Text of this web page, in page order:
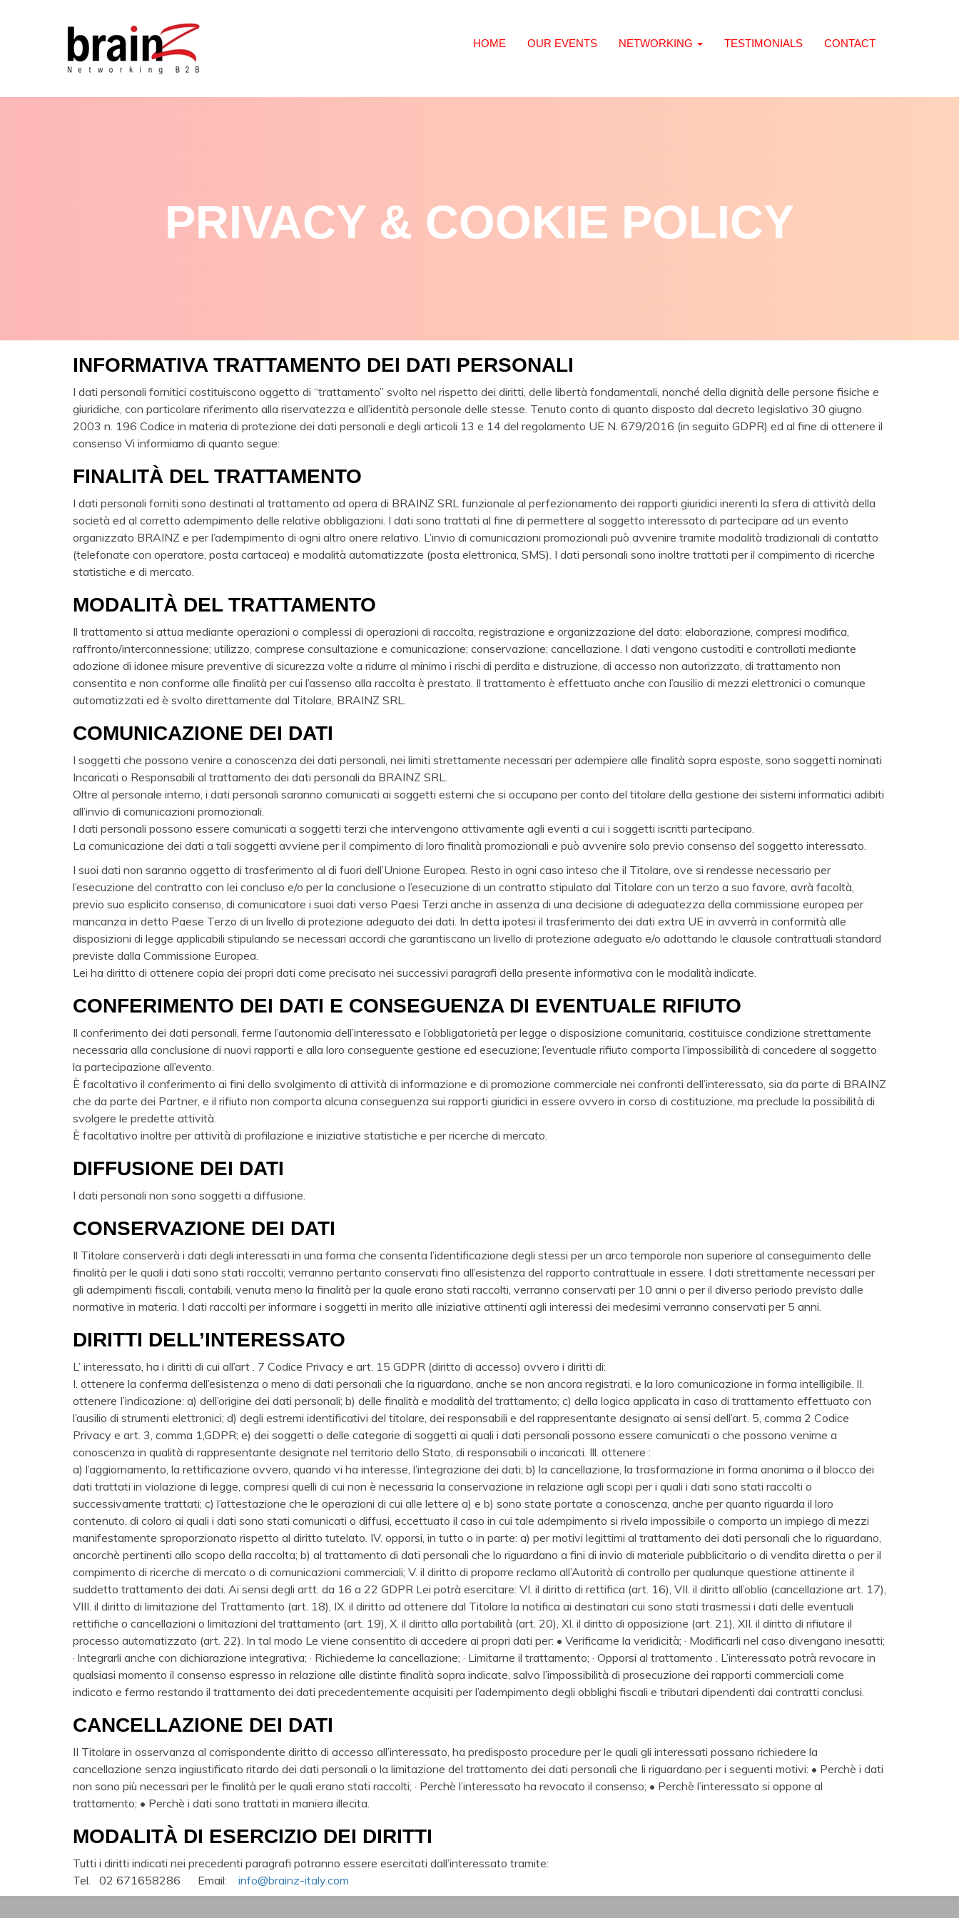
HOME OUR EVENTS NETWORKING TESTIMONIALS CONTACT
PRIVACY & COOKIE POLICY
INFORMATIVA TRATTAMENTO DEI DATI PERSONALI
I dati personali fornitici costituiscono oggetto di “trattamento” svolto nel rispetto dei diritti, delle libertà fondamentali, nonché della dignità delle persone fisiche e
giuridiche, con particolare riferimento alla riservatezza e all’identità personale delle stesse. Tenuto conto di quanto disposto dal decreto legislativo 30 giugno
2003 n. 196 Codice in materia di protezione dei dati personali e degli articoli 13 e 14 del regolamento UE N. 679/2016 (in seguito GDPR) ed al fine di ottenere il
consenso Vi informiamo di quanto segue:
FINALITÀ DEL TRATTAMENTO
I dati personali forniti sono destinati al trattamento ad opera di BRAINZ SRL funzionale al perfezionamento dei rapporti giuridici inerenti la sfera di attività della
società ed al corretto adempimento delle relative obbligazioni. I dati sono trattati al fine di permettere al soggetto interessato di partecipare ad un evento
organizzato BRAINZ e per l’adempimento di ogni altro onere relativo. L’invio di comunicazioni promozionali può avvenire tramite modalità tradizionali di contatto
(telefonate con operatore, posta cartacea) e modalità automatizzate (posta elettronica, SMS). I dati personali sono inoltre trattati per il compimento di ricerche
statistiche e di mercato.
MODALITÀ DEL TRATTAMENTO
Il trattamento si attua mediante operazioni o complessi di operazioni di raccolta, registrazione e organizzazione del dato: elaborazione, compresi modifica,
raffronto/interconnessione; utilizzo, comprese consultazione e comunicazione; conservazione; cancellazione. I dati vengono custoditi e controllati mediante
adozione di idonee misure preventive di sicurezza volte a ridurre al minimo i rischi di perdita e distruzione, di accesso non autorizzato, di trattamento non
consentita e non conforme alle finalità per cui l’assenso alla raccolta è prestato. Il trattamento è effettuato anche con l’ausilio di mezzi elettronici o comunque
automatizzati ed è svolto direttamente dal Titolare, BRAINZ SRL.
COMUNICAZIONE DEI DATI
I soggetti che possono venire a conoscenza dei dati personali, nei limiti strettamente necessari per adempiere alle finalità sopra esposte, sono soggetti nominati
Incaricati o Responsabili al trattamento dei dati personali da BRAINZ SRL.
Oltre al personale interno, i dati personali saranno comunicati ai soggetti esterni che si occupano per conto del titolare della gestione dei sistemi informatici adibiti
all’invio di comunicazioni promozionali.
I dati personali possono essere comunicati a soggetti terzi che intervengono attivamente agli eventi a cui i soggetti iscritti partecipano.
La comunicazione dei dati a tali soggetti avviene per il compimento di loro finalità promozionali e può avvenire solo previo consenso del soggetto interessato.
I suoi dati non saranno oggetto di trasferimento al di fuori dell’Unione Europea. Resto in ogni caso inteso che il Titolare, ove si rendesse necessario per
l’esecuzione del contratto con lei concluso e/o per la conclusione o l’esecuzione di un contratto stipulato dal Titolare con un terzo a suo favore, avrà facoltà,
previo suo esplicito consenso, di comunicatore i suoi dati verso Paesi Terzi anche in assenza di una decisione di adeguatezza della commissione europea per
mancanza in detto Paese Terzo di un livello di protezione adeguato dei dati. In detta ipotesi il trasferimento dei dati extra UE in avverrà in conformità alle
disposizioni di legge applicabili stipulando se necessari accordi che garantiscano un livello di protezione adeguato e/o adottando le clausole contrattuali standard
previste dalla Commissione Europea.
Lei ha diritto di ottenere copia dei propri dati come precisato nei successivi paragrafi della presente informativa con le modalità indicate.
CONFERIMENTO DEI DATI E CONSEGUENZA DI EVENTUALE RIFIUTO
Il conferimento dei dati personali, ferme l’autonomia dell’interessato e l’obbligatorietà per legge o disposizione comunitaria, costituisce condizione strettamente
necessaria alla conclusione di nuovi rapporti e alla loro conseguente gestione ed esecuzione; l’eventuale rifiuto comporta l’impossibilità di concedere al soggetto
la partecipazione all’evento.
È facoltativo il conferimento ai fini dello svolgimento di attività di informazione e di promozione commerciale nei confronti dell’interessato, sia da parte di BRAINZ
che da parte dei Partner, e il rifiuto non comporta alcuna conseguenza sui rapporti giuridici in essere ovvero in corso di costituzione, ma preclude la possibilità di
svolgere le predette attività.
È facoltativo inoltre per attività di profilazione e iniziative statistiche e per ricerche di mercato.
DIFFUSIONE DEI DATI
I dati personali non sono soggetti a diffusione.
CONSERVAZIONE DEI DATI
Il Titolare conserverà i dati degli interessati in una forma che consenta l’identificazione degli stessi per un arco temporale non superiore al conseguimento delle
finalità per le quali i dati sono stati raccolti; verranno pertanto conservati fino all’esistenza del rapporto contrattuale in essere. I dati strettamente necessari per
gli adempimenti fiscali, contabili, venuta meno la finalità per la quale erano stati raccolti, verranno conservati per 10 anni o per il diverso periodo previsto dalle
normative in materia. I dati raccolti per informare i soggetti in merito alle iniziative attinenti agli interessi dei medesimi verranno conservati per 5 anni.
DIRITTI DELL’INTERESSATO
L’ interessato, ha i diritti di cui all’art . 7 Codice Privacy e art. 15 GDPR (diritto di accesso) ovvero i diritti di:
I. ottenere la conferma dell’esistenza o meno di dati personali che la riguardano, anche se non ancora registrati, e la loro comunicazione in forma intelligibile. II.
ottenere I’indicazione: a) dell’origine dei dati personali; b) delle finalità e modalità del trattamento; c) della logica applicata in caso di trattamento effettuato con
l’ausilio di strumenti elettronici; d) degli estremi identificativi del titolare, dei responsabili e del rappresentante designato ai sensi dell’art. 5, comma 2 Codice
Privacy e art. 3, comma 1,GDPR; e) dei soggetti o delle categorie di soggetti ai quali i dati personali possono essere comunicati o che possono venirne a
conoscenza in qualità di rappresentante designate nel territorio dello Stato, di responsabili o incaricati. Ill. ottenere :
a) l’aggiornamento, la rettificazione ovvero, quando vi ha interesse, l’integrazione dei dati; b) la cancellazione, la trasformazione in forma anonima o il blocco dei
dati trattati in violazione di legge, compresi quelli di cui non è necessaria la conservazione in relazione agli scopi per i quali i dati sono stati raccolti o
successivamente trattati; c) l’attestazione che le operazioni di cui alle lettere a) e b) sono state portate a conoscenza, anche per quanto riguarda il loro
contenuto, di coloro ai quali i dati sono stati comunicati o diffusi, eccettuato il caso in cui tale adempimento si rivela impossibile o comporta un impiego di mezzi
manifestamente sproporzionato rispetto al diritto tutelato. IV. opporsi, in tutto o in parte: a) per motivi legittimi al trattamento dei dati personali che lo riguardano,
ancorchè pertinenti allo scopo della raccolta; b) al trattamento di dati personali che lo riguardano a fini di invio di materiale pubblicitario o di vendita diretta o per il
compimento di ricerche di mercato o di comunicazioni commerciali; V. il diritto di proporre reclamo all’Autorità di controllo per qualunque questione attinente il
suddetto trattamento dei dati. Ai sensi degli artt. da 16 a 22 GDPR Lei potrà esercitare: VI. il diritto di rettifica (art. 16), VII. il diritto all’oblio (cancellazione art. 17),
VIII. il diritto di limitazione del Trattamento (art. 18), IX. il diritto ad ottenere dal Titolare la notifica ai destinatari cui sono stati trasmessi i dati delle eventuali
rettifiche o cancellazioni o limitazioni del trattamento (art. 19), X. il diritto alla portabilità (art. 20), XI. il diritto di opposizione (art. 21), XII. il diritto di rifiutare il
processo automatizzato (art. 22). In tal modo Le viene consentito di accedere ai propri dati per: • Verificarne la veridicità; · Modificarli nel caso divengano inesatti;
· lntegrarli anche con dichiarazione integrativa; · Richiederne la cancellazione; · Limitarne il trattamento; · Opporsi al trattamento . L’interessato potrà revocare in
qualsiasi momento il consenso espresso in relazione alle distinte finalità sopra indicate, salvo l’impossibilità di prosecuzione dei rapporti commerciali come
indicato e fermo restando il trattamento dei dati precedentemente acquisiti per l’adempimento degli obblighi fiscali e tributari dipendenti dai contratti conclusi.
CANCELLAZIONE DEI DATI
II Titolare in osservanza al corrispondente diritto di accesso all’interessato, ha predisposto procedure per le quali gli interessati possano richiedere la
cancellazione senza ingiustificato ritardo dei dati personali o la limitazione del trattamento dei dati personali che Ii riguardano per i seguenti motivi: • Perchè i dati
non sono più necessari per le finalità per le quali erano stati raccolti; · Perchè l’interessato ha revocato il consenso; • Perchè l’interessato si oppone al
trattamento; • Perchè i dati sono trattati in maniera illecita.
MODALITÀ DI ESERCIZIO DEI DIRITTI
Tutti i diritti indicati nei precedenti paragrafi potranno essere esercitati dall’interessato tramite:
Tel. 02 671658286 Email: info@brainz-italy.com